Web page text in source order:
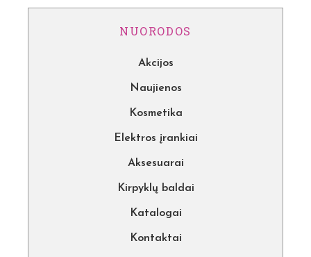
NUORODOS
Akcijos
Naujienos
Kosmetika
Elektros įrankiai
Aksesuarai
Kirpyklų baldai
Katalogai
Kontaktai